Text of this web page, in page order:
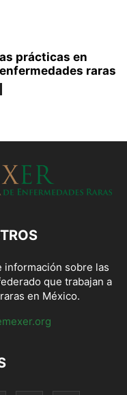
prácticas en
raras
información sobre las
que trabajan a
en México.